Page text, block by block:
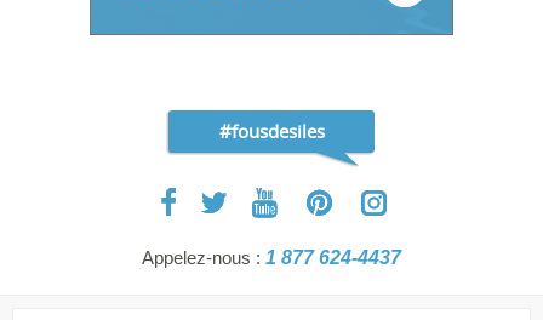
#fousdesiles
Appelez-nous : 1 877 624-4437